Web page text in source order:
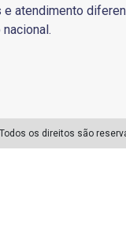
atendimento
os direitos são